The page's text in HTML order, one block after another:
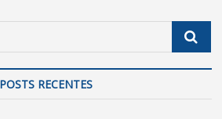
POSTS RECENTES